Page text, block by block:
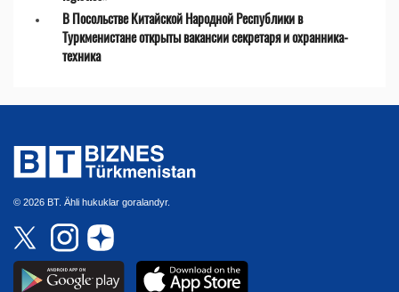
В Посольстве Китайской Народной Республики в
Туркменистане открыты вакансии секретаря и охранника-
техника
© 2026 BT. Ähli hukuklar goralandyr.